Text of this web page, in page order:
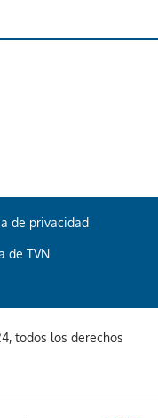
boletín.
de privacidad
de TVN
todos los derechos